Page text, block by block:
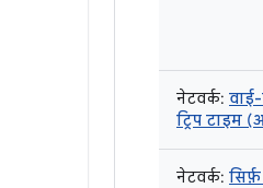
नेटवर्क:
ट्रिप टाइम
नेटवर्क: